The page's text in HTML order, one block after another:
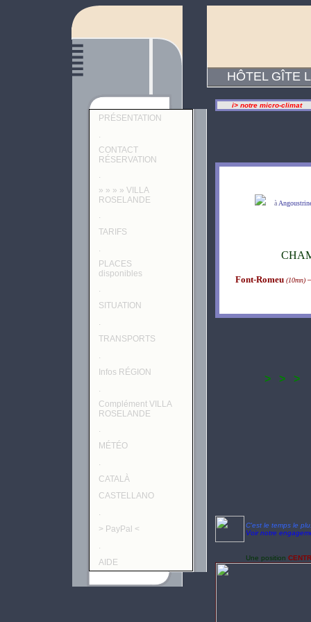
HÔTEL GÎTE
PRÉSENTATION
.
CONTACT
RÉSERVATION
.
» » » » VILLA
ROSELANDE
.
TARIFS
.
PLACES
disponibles
.
SITUATION
.
TRANSPORTS
.
Infos RÉGION
.
Complément VILLA
ROSELANDE
.
MÉTÉO
.
CATALÀ
CASTELLANO
.
> PayPal <
.
AIDE
i> notre micro-climat
à
Font-Romeu (10mn)
> > >
C'est le temps le
Voir notre
Une position